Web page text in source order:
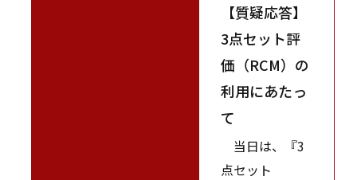
【質疑応答】
3点セット評
価（RCM）の
利用にあたっ
て
当日は、『3
点セット